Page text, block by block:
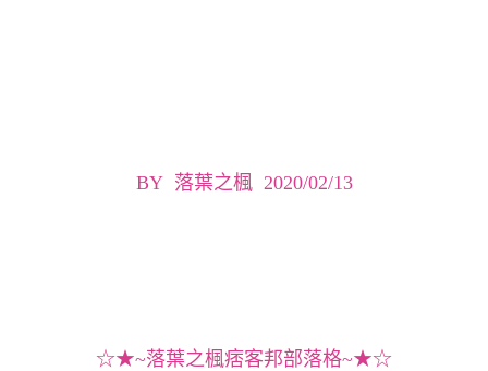
BY 落葉之楓 2020/02/13
☆★~落葉之楓痞客邦部落格~★☆